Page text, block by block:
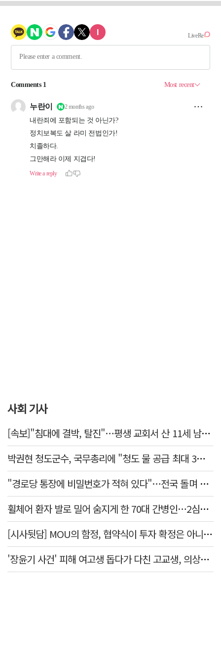
사회 기사
[속보]"침대에 결박, 탈진"…평생 교회서 산 11세 남아, 병원 이송 끝 숨져
박권현 청도군수, 국무총리에 "청도 물 공급 최대 3만t 늘려달라"
"경로당 통장에 비밀번호가 적혀 있다"…전국 돌며 경로당 13곳 턴 30대 구속
휠체어 환자 발로 밀어 숨지게 한 70대 간병인…2심도 집행유예
[시사뒷담] MOU의 함정, 협약식이 투자 확정은 아니긴 해
'장윤기 사건' 피해 여고생 돕다가 다친 고교생, 의상자 인정